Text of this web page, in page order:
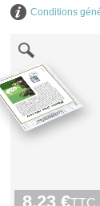
Conditions
8,23 €TTC